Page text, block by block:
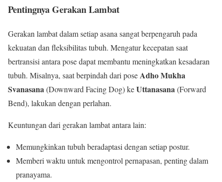
Pentingnya Gerakan Lambat
Gerakan lambat dalam setiap asana sangat berpengaruh pada
kekuatan dan fleksibilitas tubuh. Mengatur kecepatan saat
bertransisi antara pose dapat membantu meningkatkan kesadaran
tubuh. Misalnya, saat berpindah dari pose Adho Mukha
Svanasana (Downward Facing Dog) keUttanasana (Forward
Bend), lakukan dengan perlahan.
Keuntungan dari gerakan lambat antara lain:
Memungkinkan tubuh beradaptasi dengan setiap postur.
Memberi waktu untuk mengontrol pernapasan, penting dalam
pranayama.